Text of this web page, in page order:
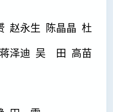
赵永生 陈晶晶 杜
泽迪 吴 田 高苗